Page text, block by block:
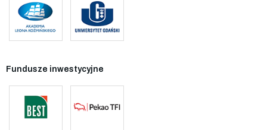
Fundusze inwestycyjne